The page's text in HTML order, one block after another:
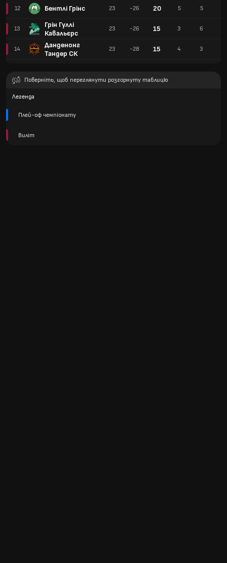
12 Бентлі Грінс
13
Грін Гуллі
Кавальєрс
14
Данденонг
Тандер СК
23 -26 20 5 5
23 -26 15 3 6
23 -28 15 4 3
Поверніть, щоб переглянути розгорнуту таблицю
Легенда
Плей-оф чемпіонату
Виліт